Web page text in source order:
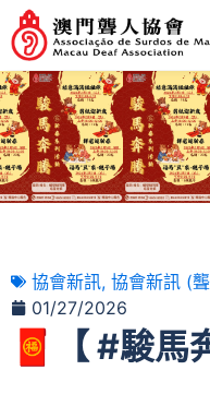
協會新訊, 協會新訊 (
01/27/2026
🧧【 #駿馬